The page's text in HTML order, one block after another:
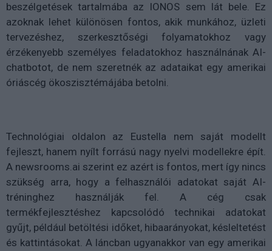
beszélgetések tartalmába az IONOS sem lát bele. Ez
azoknak lehet különösen fontos, akik munkához, üzleti
tervezéshez, szerkesztőségi folyamatokhoz vagy
érzékenyebb személyes feladatokhoz használnának AI-
chatbotot, de nem szeretnék az adataikat egy amerikai
óriáscég ökoszisztémájába betolni.
Technológiai oldalon az Eustella nem saját modellt
fejleszt, hanem nyílt forrású nagy nyelvi modellekre épít.
A newsrooms.ai szerint ez azért is fontos, mert így nincs
szükség arra, hogy a felhasználói adatokat saját AI-
tréninghez használják fel. A cég csak
termékfejlesztéshez kapcsolódó technikai adatokat
gyűjt, például betöltési időket, hibaarányokat, késleltetést
és kattintásokat. A láncban ugyanakkor van egy amerikai